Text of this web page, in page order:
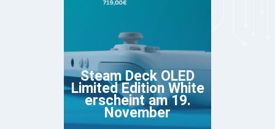
Steam Deck OLED
Limited Edition White
erscheint am 19.
November